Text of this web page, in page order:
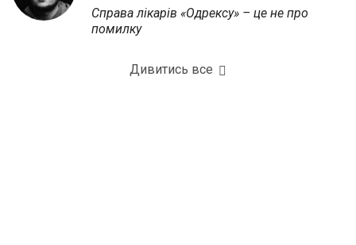
Справа лікарів «Одрексу» – це не про
помилку
Дивитись все